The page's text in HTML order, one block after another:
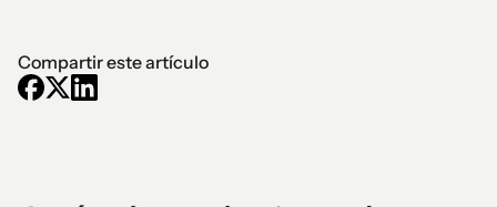
Compartir este artículo